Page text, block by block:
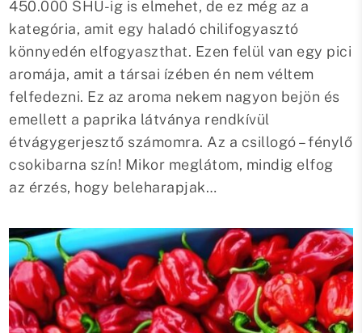
450.000 SHU-ig is elmehet, de ez még az a
kategória, amit egy haladó chilifogyasztó
könnyedén elfogyaszthat. Ezen felül van egy pici
aromája, amit a társai ízében én nem véltem
felfedezni. Ez az aroma nekem nagyon bejön és
emellett a paprika látványa rendkívül
étvágygerjesztő számomra. Az a csillogó – fénylő
csokibarna szín! Mikor meglátom, mindig elfog
az érzés, hogy beleharapjak…